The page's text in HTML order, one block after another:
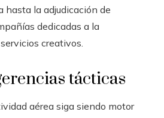
hasta la adjudicación de
dedicadas a la
creativos.
tácticas
aérea siga siendo motor